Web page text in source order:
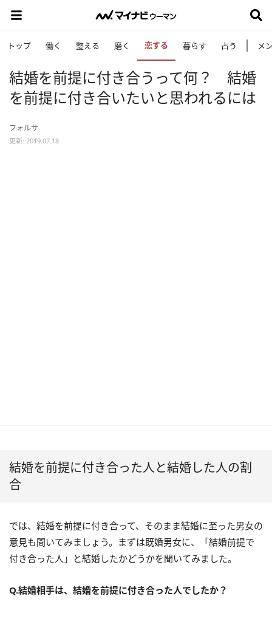
トップ 働く 整える 磨く 恋する 暮らす 占う メ
結婚を前提に付き合うって何？ 結婚
を前提に付き合いたいと思われるには
フォルサ
更新: 2019.07.18
結婚を前提に付き合った人と結婚した人の割
合
では、結婚を前提に付き合って、そのまま結婚に至った男女の
意見も聞いてみましょう。まずは既婚男女に、「結婚前提で
付き合った人」と結婚したかどうかを聞いてみました。
Q.結婚相手は、結婚を前提に付き合った人でしたか？